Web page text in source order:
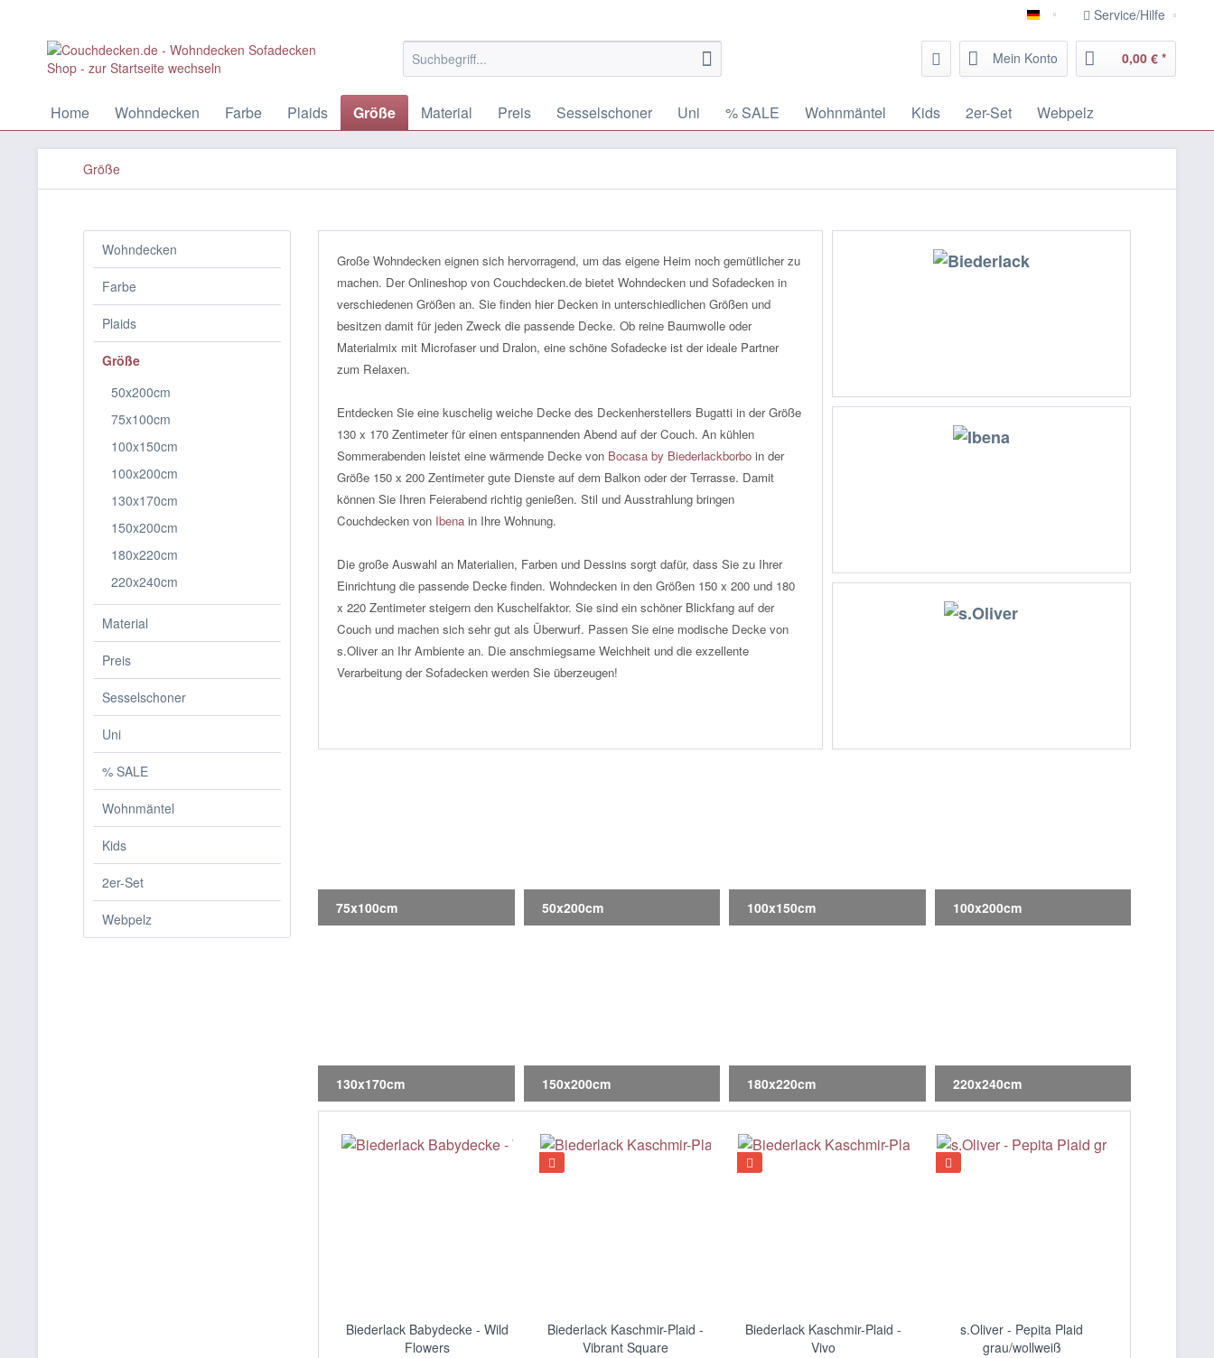
Deutsch Service/Hilfe
Mein Konto 0,00 € *
Home Wohndecken Farbe Plaids Größe Material Preis Sesselschoner Uni % SALE Wohnmäntel Kids 2er-Set Webpelz
Größe
Wohndecken
Farbe
Plaids
Größe
50x200cm
75x100cm
100x150cm
100x200cm
130x170cm
150x200cm
180x220cm
220x240cm
Material
Preis
Sesselschoner
Uni
% SALE
Wohnmäntel
Kids
2er-Set
Webpelz
Große Wohndecken eignen sich hervorragend, um das eigene Heim noch gemütlicher zu
machen. Der Onlineshop von Couchdecken.de bietet Wohndecken und Sofadecken in
verschiedenen Größen an. Sie finden hier Decken in unterschiedlichen Größen und
besitzen damit für jeden Zweck die passende Decke. Ob reine Baumwolle oder
Materialmix mit Microfaser und Dralon, eine schöne Sofadecke ist der ideale Partner
zum Relaxen.
Entdecken Sie eine kuschelig weiche Decke des Deckenherstellers Bugatti in der Größe
130 x 170 Zentimeter für einen entspannenden Abend auf der Couch. An kühlen
Sommerabenden leistet eine wärmende Decke von Bocasa by Biederlackborbo in der
Größe 150 x 200 Zentimeter gute Dienste auf dem Balkon oder der Terrasse. Damit
können Sie Ihren Feierabend richtig genießen. Stil und Ausstrahlung bringen
Couchdecken von Ibena in Ihre Wohnung.
Die große Auswahl an Materialien, Farben und Dessins sorgt dafür, dass Sie zu Ihrer
Einrichtung die passende Decke finden. Wohndecken in den Größen 150 x 200 und 180
x 220 Zentimeter steigern den Kuschelfaktor. Sie sind ein schöner Blickfang auf der
Couch und machen sich sehr gut als Überwurf. Passen Sie eine modische Decke von
s.Oliver an Ihr Ambiente an. Die anschmiegsame Weichheit und die exzellente
Verarbeitung der Sofadecken werden Sie überzeugen!
75x100cm 50x200cm 100x150cm 100x200cm
130x170cm 150x200cm 180x220cm 220x240cm
Biederlack Babydecke - Wild
Flowers
Biederlack Kaschmir-Plaid -
Vibrant Square
Biederlack Kaschmir-Plaid -
Vivo
s.Oliver - Pepita Plaid
grau/wollweiß